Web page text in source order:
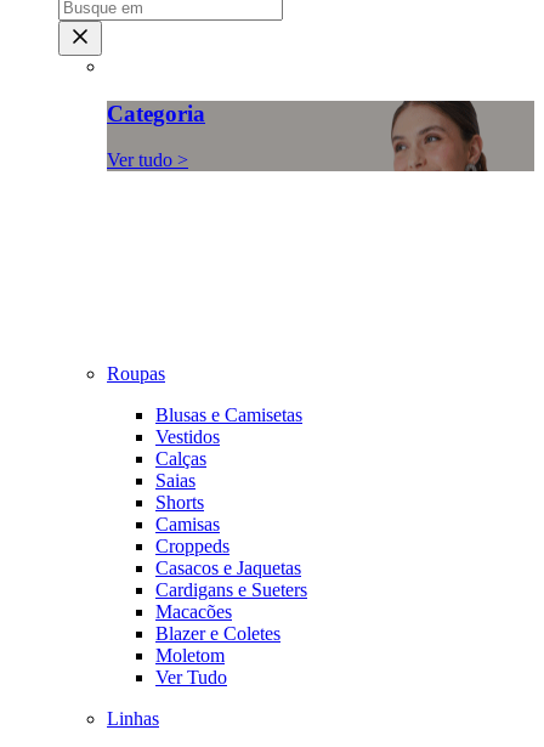
Categoria
Ver tudo >
Roupas
Blusas e Camisetas
Vestidos
Calças
Saias
Shorts
Camisas
Croppeds
Casacos e Jaquetas
Cardigans e Sueters
Macacões
Blazer e Coletes
Moletom
Ver Tudo
Linhas